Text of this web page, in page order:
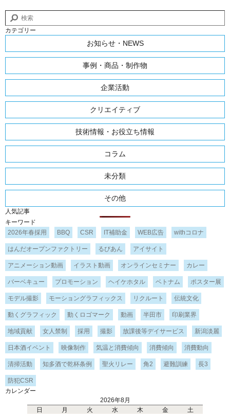
カテゴリー
お知らせ・NEWS
事例・商品・制作物
企業活動
クリエイティブ
技術情報・お役立ち情報
コラム
未分類
その他
人気記事
キーワード
2026年春採用
BBQ CSR IT補助金 WEB広告 withコロナ
はんだオープンファクトリー るびあん アイサイト
アニメーション動画 イラスト動画 オンラインセミナー カレー
バーベキュー プロモーション ヘイケホタル ベトナム ポスター展
モデル撮影 モーショングラフィックス リクルート 伝統文化
動くグラフィック 動くロゴマーク 動画 半田市 印刷業界
地域貢献 女人禁制 採用 撮影 放課後等デイサービス 新潟淡麗
日本酒イベント 映像制作 気温と消費傾向 消費傾向 消費動向
清掃活動 知多酒で乾杯条例 聖火リレー 角2 避難訓練 長3
防犯CSR
カレンダー
2026年8月
日
月 火 水 木 金 土